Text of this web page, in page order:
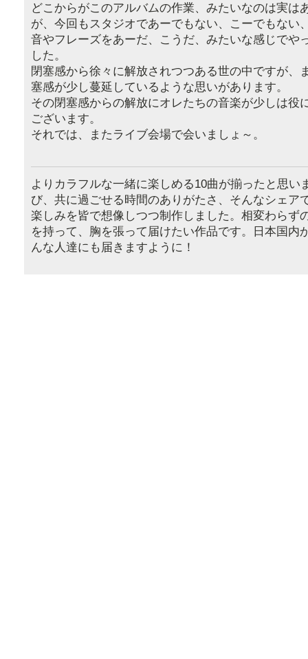
どこからがこのアルバムの作業、みたいなのは実は
が、今回もスタジオであーでもない、こーでもない
音やフレーズをあーだ、こうだ、みたいな感じでや
した。
閉塞感から徐々に解放されつつある世の中ですが、
塞感が少し蔓延しているような思いがあります。
その閉塞感からの解放にオレたちの音楽が少しは役
ございます。
それでは、またライブ会場で会いましょ～。
よりカラフルな一緒に楽しめる10曲が揃ったと思い
び、共に過ごせる時間のありがたさ、そんなシェア
楽しみを皆で想像しつつ制作しました。相変わらず
を持って、胸を張って届けたい作品です。日本国内
んな人達にも届きますように！